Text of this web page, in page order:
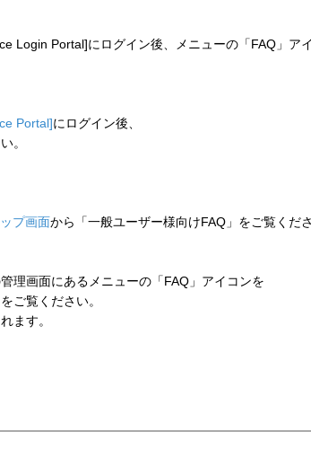
Login Portal]にログイン後、メニューの「FAQ」ア
Portal]にログイン後、
。
ップ画面から「一般ユーザー様向けFAQ」をご覧くだ
理画面にあるメニューの「FAQ」アイコンを
ご覧ください。
ます。